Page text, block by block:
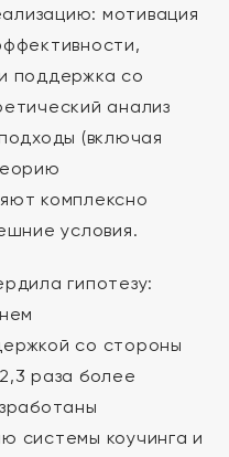
мотивация
поддержка со
анализ
(включая
комплексно
условия.
гипотезу:
со стороны
раза более
системы коучинга и